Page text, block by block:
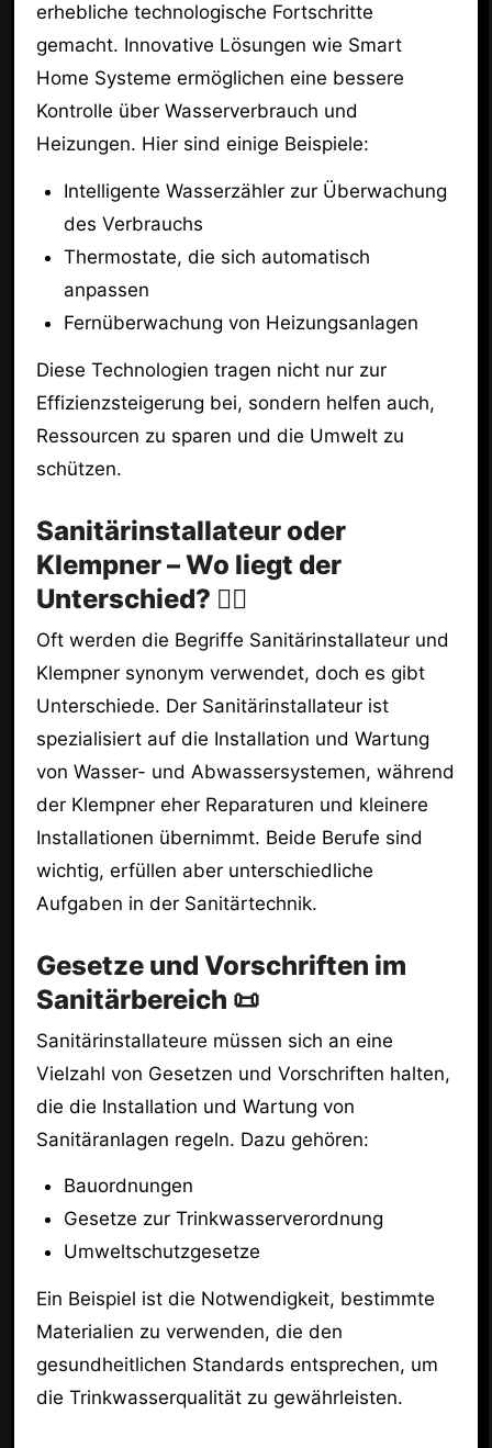
erhebliche technologische Fortschritte
gemacht. Innovative Lösungen wie Smart
Home Systeme ermöglichen eine bessere
Kontrolle über Wasserverbrauch und
Heizungen. Hier sind einige Beispiele:
Intelligente Wasserzähler zur Überwachung
des Verbrauchs
Thermostate, die sich automatisch
anpassen
Fernüberwachung von Heizungsanlagen
Diese Technologien tragen nicht nur zur
Effizienzsteigerung bei, sondern helfen auch,
Ressourcen zu sparen und die Umwelt zu
schützen.
Sanitärinstallateur oder
Klempner – Wo liegt der
Unterschied? 🤷‍♂️
Oft werden die Begriffe Sanitärinstallateur und
Klempner synonym verwendet, doch es gibt
Unterschiede. Der Sanitärinstallateur ist
spezialisiert auf die Installation und Wartung
von Wasser- und Abwassersystemen, während
der Klempner eher Reparaturen und kleinere
Installationen übernimmt. Beide Berufe sind
wichtig, erfüllen aber unterschiedliche
Aufgaben in der Sanitärtechnik.
Gesetze und Vorschriften im
Sanitärbereich 📜
Sanitärinstallateure müssen sich an eine
Vielzahl von Gesetzen und Vorschriften halten,
die die Installation und Wartung von
Sanitäranlagen regeln. Dazu gehören:
Bauordnungen
Gesetze zur Trinkwasserverordnung
Umweltschutzgesetze
Ein Beispiel ist die Notwendigkeit, bestimmte
Materialien zu verwenden, die den
gesundheitlichen Standards entsprechen, um
die Trinkwasserqualität zu gewährleisten.